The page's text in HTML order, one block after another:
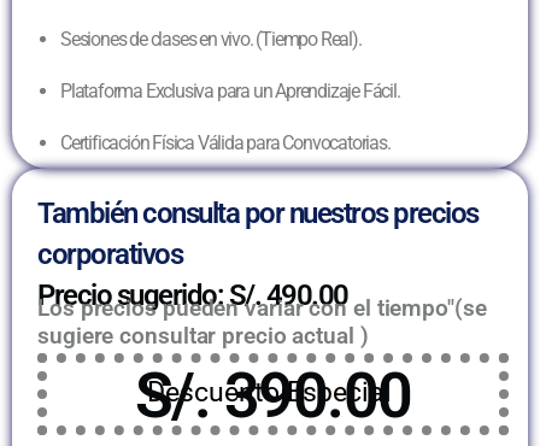
Sesiones de clases en vivo. (Tiempo Real).
Plataforma Exclusiva para un Aprendizaje Fácil.
Certificación Física Válida para Convocatorias.
También consulta por nuestros precios
corporativos
Precio sugerido: S/. 490.00
Los precios pueden variar con el tiempo"(se
sugiere consultar precio actual )
Descuento Especial
S/. 390.00